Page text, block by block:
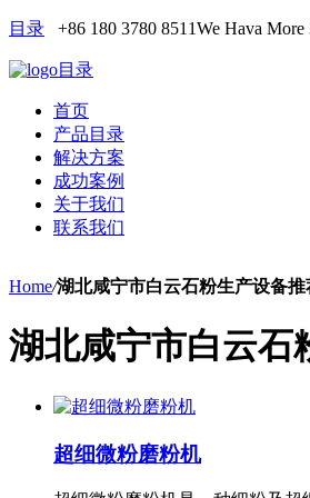
目录 +86 180 3780 8511We Hava More
目录
首页
产品目录
解决方案
成功案例
关于我们
联系我们
Home/湖北咸宁市白云石粉生产设备推
湖北咸宁市白云石
超细微粉磨粉机